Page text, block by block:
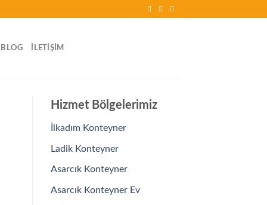
BLOG İLETIŞIM
Hizmet Bölgelerimiz
İlkadım Konteyner
Ladik Konteyner
Asarcık Konteyner
Asarcık Konteyner Ev